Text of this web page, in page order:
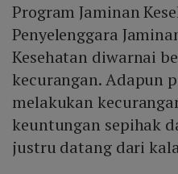
Program Jaminan
Penyelenggara
Kesehatan diwarnai
kecurangan. Adapun
melakukan
keuntungan sepihak
justru datang dari